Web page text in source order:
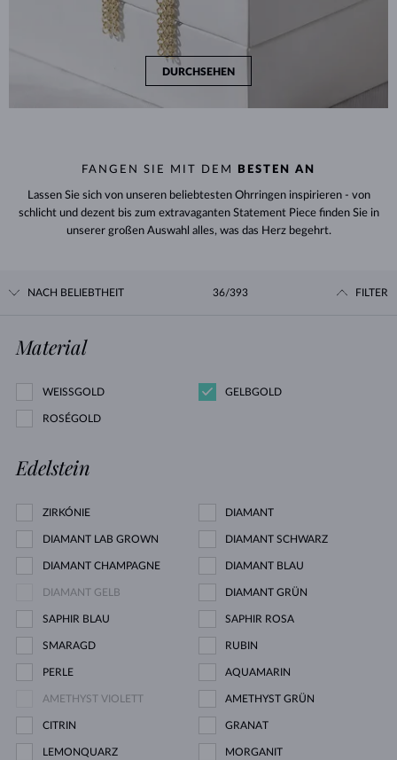
DURCHSEHEN
FANGEN SIE MIT DEM BESTEN AN
Lassen Sie sich von unseren beliebtesten Ohrringen inspirieren - von
schlicht und dezent bis zum extravaganten Statement Piece finden Sie in
unserer großen Auswahl alles, was das Herz begehrt.
NACH BELIEBTHEIT 36/393 FILTER
Material
WEISSGOLD GELBGOLD
ROSÉGOLD
Edelstein
ZIRKÓNIE DIAMANT
DIAMANT LAB GROWN DIAMANT SCHWARZ
DIAMANT CHAMPAGNE DIAMANT BLAU
DIAMANT GELB DIAMANT GRÜN
SAPHIR BLAU SAPHIR ROSA
SMARAGD RUBIN
PERLE AQUAMARIN
AMETHYST VIOLETT AMETHYST GRÜN
CITRIN GRANAT
LEMONQUARZ MORGANIT